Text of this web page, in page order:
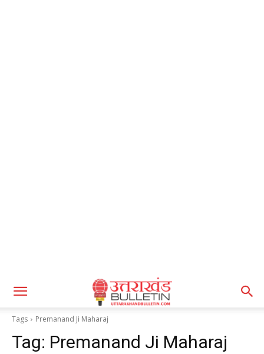
Tags Premanand Ji Maharaj
Tag: Premanand Ji Maharaj